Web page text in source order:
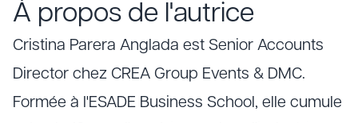
À propos de l'autrice
Cristina Parera Anglada est Senior Accounts
Director chez CREA Group Events & DMC.
Formée à l'ESADE Business School, elle cumule